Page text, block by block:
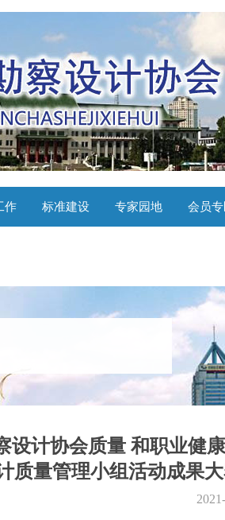
作 标准建设 专家园地 会员专
设计协会质量 和职业健
质量管理小组活动成果